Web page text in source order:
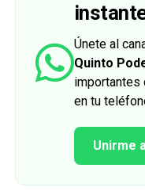
Únete al
Quinto
importantes
en tu
Unirme